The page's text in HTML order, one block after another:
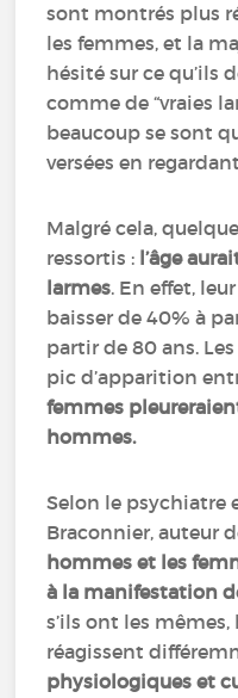
sont montrés plus
les femmes, et la
hésité sur ce qu’ils
comme de “vraies
beaucoup se sont
versées en
Malgré cela,
ressortis : l’âge
larmes. En effet,
baisser de 40% à
partir de 80 ans.
pic d’apparition
femmes
hommes.
Selon le psychiatre
Braconnier, auteur
hommes et les
à la manifestation
s’ils ont les
réagissent
physiologiques et